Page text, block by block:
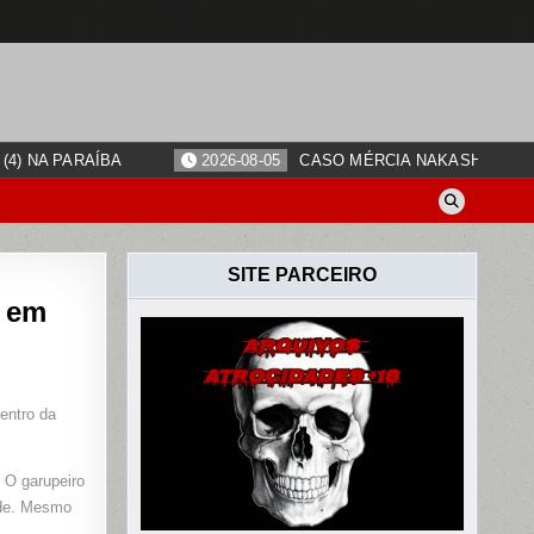
NA PARAÍBA 2026-08-05 CASO MÉRCIA NAKASHIMA:
da
garupeiro
Mesmo
SITE PARCEIRO